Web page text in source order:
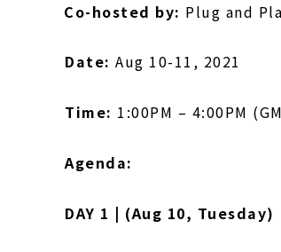
Co-hosted by: Plug and
Date: Aug 10-11, 2021
Time: 1:00PM – 4:00PM
Agenda:
DAY 1 | (Aug 10, Tuesday)